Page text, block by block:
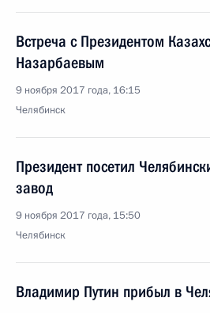
Встреча с Президентом
Назарбаевым
9 ноября 2017 года, 16:15
Челябинск
Президент посетил
завод
9 ноября 2017 года, 15:50
Челябинск
Владимир Путин прибыл в